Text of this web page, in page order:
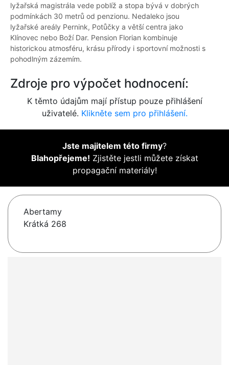
lyžařská magistrála vede poblíž a stopa bývá v dobrých
podmínkách 30 metrů od penzionu. Nedaleko jsou
lyžařské areály Pernink, Potůčky a větší centra jako
Klínovec nebo Boží Dar. Pension Florian kombinuje
historickou atmosféru, krásu přírody i sportovní možnosti s
pohodlným zázemím.
Zdroje pro výpočet hodnocení:
K těmto údajům mají přístup pouze přihlášení
uživatelé. Klikněte sem pro přihlášení.
Jste majitelem této firmy?
Blahopřejeme! Zjistěte jestli můžete získat
propagační materiály!
Abertamy
Krátká 268